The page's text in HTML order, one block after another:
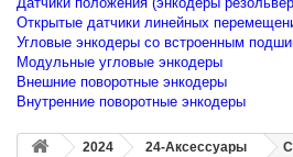
Открытые датчики линейных
Угловые энкодеры со встроенным
Модульные угловые энкодеры
Внешние поворотные энкодеры
Внутренние поворотные энкодеры
2024 24-Аксессуары